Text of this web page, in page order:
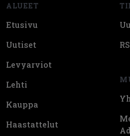
ALUEET
Etusivu
Uutiset
Levyarviot
Lehti
Kauppa
Haastattelut